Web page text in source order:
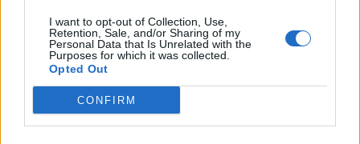
I want to opt-out of Collection, Use,
Retention, Sale, and/or Sharing of my
Personal Data that Is Unrelated with the
Purposes for which it was collected.
Opted Out
CONFIRM
NOVINKY
Obděnice vzpomínaly na filmovou legendu